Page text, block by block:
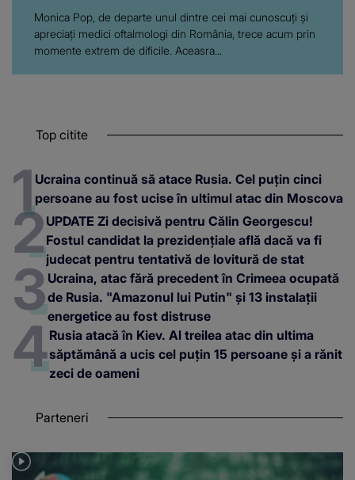
Monica Pop, de departe unul dintre cei mai cunoscuți și
apreciați medici oftalmologi din România, trece acum prin
momente extrem de dificile. Aceasra...
Top citite
Ucraina continuă să atace Rusia. Cel puțin cinci
persoane au fost ucise în ultimul atac din Moscova
UPDATE Zi decisivă pentru Călin Georgescu!
Fostul candidat la prezidențiale află dacă va fi
judecat pentru tentativă de lovitură de stat
Ucraina, atac fără precedent în Crimeea ocupată
de Rusia. "Amazonul lui Putin" și 13 instalații
energetice au fost distruse
Rusia atacă în Kiev. Al treilea atac din ultima
săptămână a ucis cel puțin 15 persoane și a rănit
zeci de oameni
Parteneri